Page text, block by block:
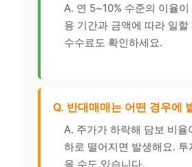
A. 연 5~10% 수준의 이율
용 기간과 금액에 따라 일할
수수료도 확인하세요.
Q. 반대매매는 어떤 경우에
A. 주가가 하락해 담보 비율
하로 떨어지면 발생해요. 투
을 수도 있습니다.